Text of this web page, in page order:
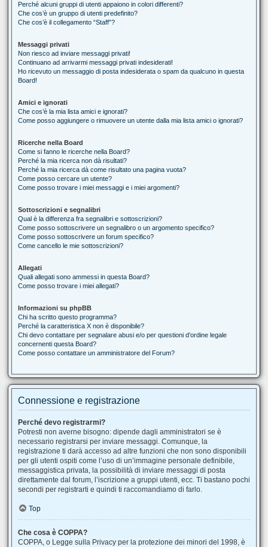
Perché alcuni gruppi di utenti appaiono in colori differenti?
Che cos’è un gruppo di utenti predefinito?
Che cos’è il collegamento “Staff”?
Messaggi privati
Non riesco ad inviare messaggi privati!
Continuano ad arrivarmi messaggi privati indesiderati!
Ho ricevuto un messaggio di posta indesiderata o spam da qualcuno in questa
Board!
Amici e ignorati
Che cos’è la mia lista amici e ignorati?
Come posso aggiungere o rimuovere un utente dalla mia lista amici o ignorati?
Ricerche nella Board
Come si fanno le ricerche nella Board?
Perché la mia ricerca non dà risultati?
Perché la mia ricerca dà come risultato una pagina vuota?
Come posso cercare un utente?
Come posso trovare i miei messaggi e i miei argomenti?
Sottoscrizioni e segnalibri
Qual è la differenza fra segnalibri e sottoscrizioni?
Come posso sottoscrivere un segnalibro o un argomento specifico?
Come posso sottoscrivere un forum specifico?
Come cancello le mie sottoscrizioni?
Allegati
Quali allegati sono ammessi in questa Board?
Come posso trovare i miei allegati?
Informazioni su phpBB
Chi ha scritto questo programma?
Perché la caratteristica X non è disponibile?
Chi devo contattare per segnalare abusi e/o per questioni d’ordine legale
concernenti questa Board?
Come posso contattare un amministratore del Forum?
Connessione e registrazione
Perché devo registrarmi?
Potresti non averne bisogno: dipende dagli amministratori se è
necessario registrarsi per inviare messaggi. Comunque, la
registrazione ti darà accesso ad altre funzioni che non sono disponibili
per gli utenti ospiti come l’uso di un’immagine personale definibile,
messaggistica privata, la possibilità di inviare messaggi di posta
direttamente dal forum, l’iscrizione a gruppi utenti, ecc. Ti bastano pochi
secondi per registrarti e quindi ti raccomandiamo di farlo.
Top
Che cosa è COPPA?
COPPA, o Legge sulla Privacy per la protezione dei minori del 1998, è